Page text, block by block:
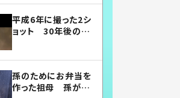
平成6年に撮った2シ
ョット 30年後の姿
孫のためにお弁当を
作った祖母 孫が絶